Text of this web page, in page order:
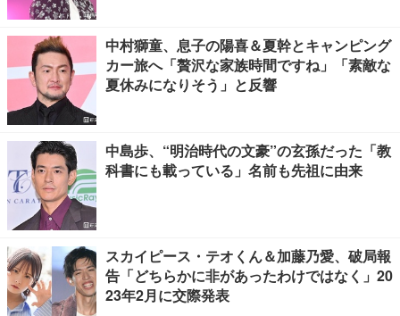
中村獅童、息子の陽喜＆夏幹とキャンピング
カー旅へ「贅沢な家族時間ですね」「素敵な
夏休みになりそう」と反響
中島歩、“明治時代の文豪”の玄孫だった「教
科書にも載っている」名前も先祖に由来
スカイピース・テオくん＆加藤乃愛、破局報
告「どちらかに非があったわけではなく」20
23年2月に交際発表